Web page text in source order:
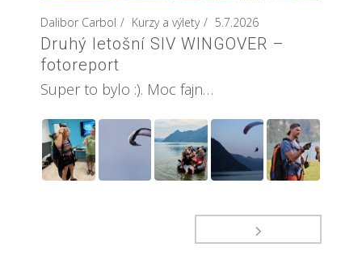
Dalibor Carbol Kurzy a výlety 5.7.2026
Druhý letošní SIV WINGOVER –
fotoreport
Super to bylo :). Moc fajn…